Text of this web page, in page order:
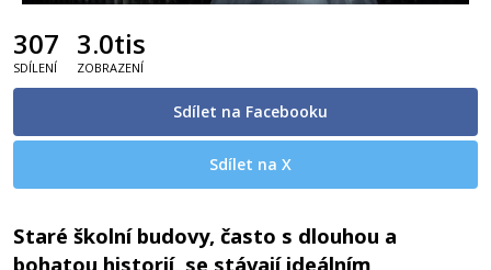
307
SDÍLENÍ
3.0tis
ZOBRAZENÍ
Sdílet na Facebooku
Sdílet na X
Staré školní budovy, často s dlouhou a
bohatou historií, se stávají ideálním